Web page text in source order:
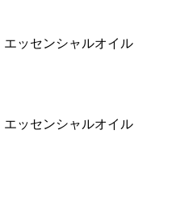
ッセンシャルオイル
ッセンシャルオイル